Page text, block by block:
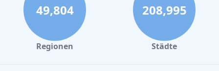
Hotels in Bozen
Hotels in Salzburg
Hotels in Erfurt
49,804
Regionen
208,995
Städte